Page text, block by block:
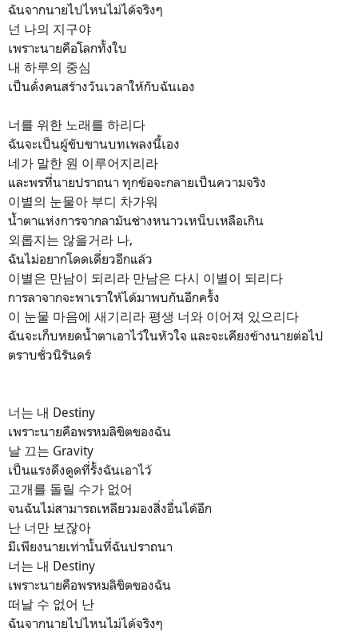
ฉันจากนายไปไหนไม่ได้จริงๆ
넌 나의 지구야
เพราะนายคือโลกทั้งใบ
내 하루의 중심
เป็นดั่งคนสร้างวันเวลาให้กับฉันเอง
너를 위한 노래를 하리다
ฉันจะเป็นผู้ขับขานบทเพลงนี้เอง
네가 말한 원 이루어지리라
และพรที่นายปราถนา ทุกข้อจะกลายเป็นความจริง
이별의 눈물아 부디 차가워
น้ำตาแห่งการจากลามันช่างหนาวเหน็บเหลือเกิน
외롭지는 않을거라 나,
ฉันไม่อยากโดดเดี่ยวอีกแล้ว
이별은 만남이 되리라 만남은 다시 이별이 되리다
การลาจากจะพาเราให้ได้มาพบกันอีกครั้ง
이 눈물 마음에 새기리라 평생 너와 이어져 있으리다
ฉันจะเก็บหยดน้ำตาเอาไว้ในหัวใจ และจะเคียงข้างนายต่อไป
ตราบชั่วนิรันดร์
너는 내 Destiny
เพราะนายคือพรหมลิขิตของฉัน
날 끄는 Gravity
เป็นแรงดึงดูดที่รั้งฉันเอาไว้
고개를 돌릴 수가 없어
จนฉันไม่สามารถเหลียวมองสิ่งอื่นได้อีก
난 너만 보잖아
มีเพียงนายเท่านั้นที่ฉันปราถนา
너는 내 Destiny
เพราะนายคือพรหมลิขิตของฉัน
떠날 수 없어 난
ฉันจากนายไปไหนไม่ได้จริงๆ